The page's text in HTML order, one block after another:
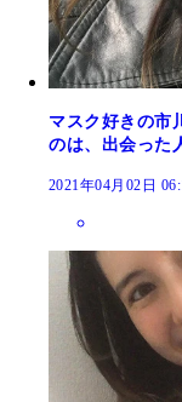
マスク好きの市
のは、出会った
2021年04月02日